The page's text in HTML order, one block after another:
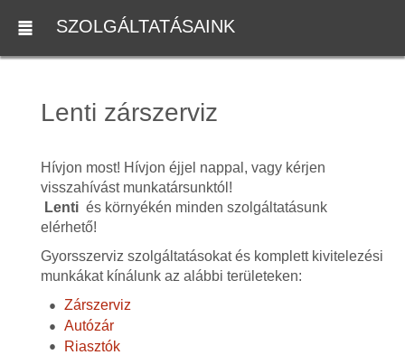
SZOLGÁLTATÁSAINK
Lenti zárszerviz
Hívjon most! Hívjon éjjel nappal, vagy kérjen
visszahívást munkatársunktól!
Lenti és környékén minden szolgáltatásunk
elérhető!
Gyorsszerviz szolgáltatásokat és komplett kivitelezési
munkákat kínálunk az alábbi területeken:
Zárszerviz
Autózár
Riasztók